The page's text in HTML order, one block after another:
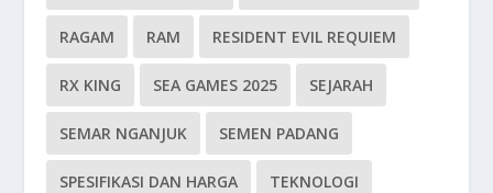
RAGAM RAM RESIDENT EVIL REQUIEM
RX KING SEA GAMES 2025 SEJARAH
SEMAR NGANJUK SEMEN PADANG
SPESIFIKASI DAN HARGA TEKNOLOGI